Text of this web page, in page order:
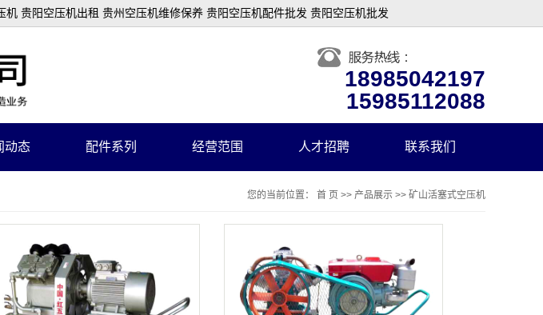
贵阳空压机出租 贵州空压机维修保养 贵阳空压机配件批发 贵阳空压机批发
18985042197
15985112088
动态 配件系列
机油滤芯
空压机油
经营范围 人才招聘 联系我们
您的当前位置： 首 页 >> 产品展示 >> 矿山活塞式空压机